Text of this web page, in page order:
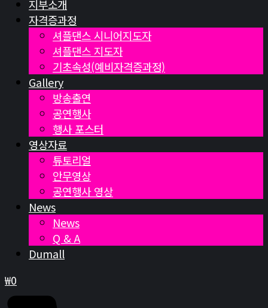
지부소개
자격증과정
셔플댄스 시니어지도자
셔플댄스 지도자
기초속성(예비자격증과정)
Gallery
방송출연
공연행사
행사 포스터
영상자료
튜토리얼
안무영상
공연행사 영상
News
News
Q & A
Dumall
₩0